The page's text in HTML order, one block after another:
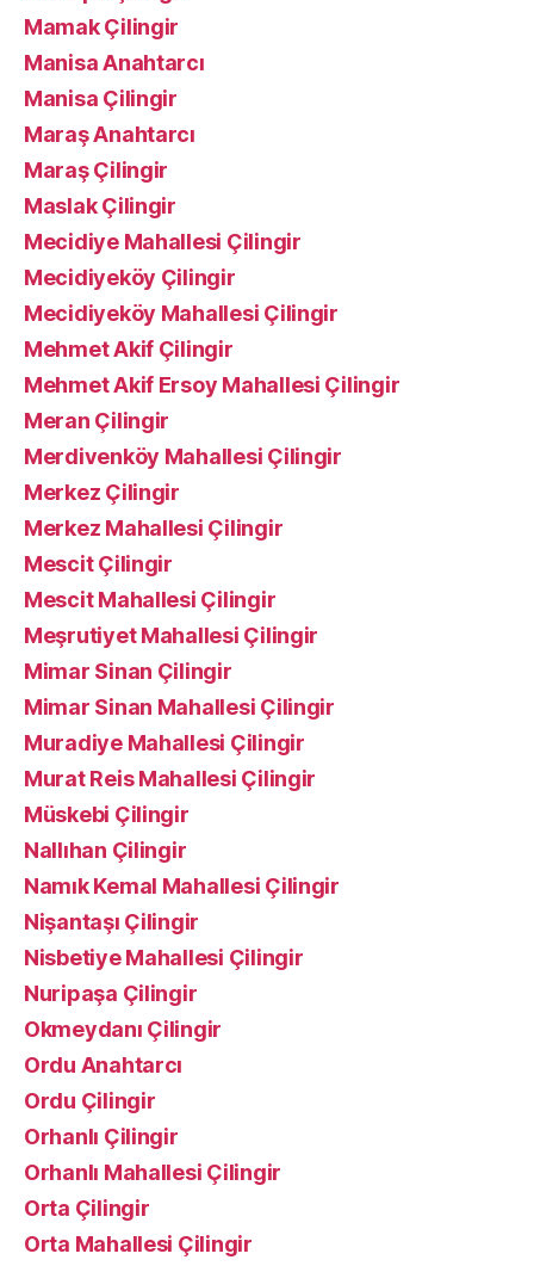
Mamak Çilingir
Manisa Anahtarcı
Manisa Çilingir
Maraş Anahtarcı
Maraş Çilingir
Maslak Çilingir
Mecidiye Mahallesi Çilingir
Mecidiyeköy Çilingir
Mecidiyeköy Mahallesi Çilingir
Mehmet Akif Çilingir
Mehmet Akif Ersoy Mahallesi Çilingir
Meran Çilingir
Merdivenköy Mahallesi Çilingir
Merkez Çilingir
Merkez Mahallesi Çilingir
Mescit Çilingir
Mescit Mahallesi Çilingir
Meşrutiyet Mahallesi Çilingir
Mimar Sinan Çilingir
Mimar Sinan Mahallesi Çilingir
Muradiye Mahallesi Çilingir
Murat Reis Mahallesi Çilingir
Müskebi Çilingir
Nallıhan Çilingir
Namık Kemal Mahallesi Çilingir
Nişantaşı Çilingir
Nisbetiye Mahallesi Çilingir
Nuripaşa Çilingir
Okmeydanı Çilingir
Ordu Anahtarcı
Ordu Çilingir
Orhanlı Çilingir
Orhanlı Mahallesi Çilingir
Orta Çilingir
Orta Mahallesi Çilingir